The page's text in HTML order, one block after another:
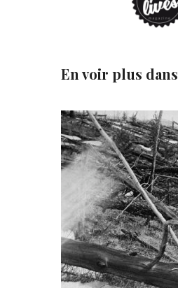
En voir plus dans